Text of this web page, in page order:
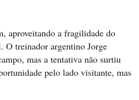
aproveitando a fragilidade do
O treinador argentino Jorge
mas a tentativa não surtiu
pelo lado visitante, mas